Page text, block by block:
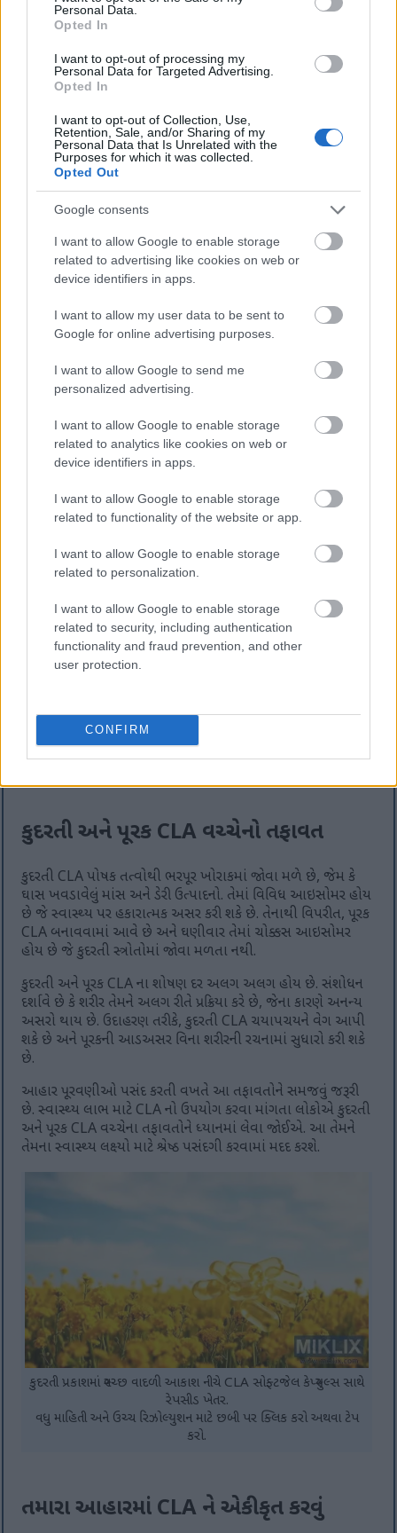
Personal Data.
Opted In
I want to opt-out of processing my
Personal Data for Targeted Advertising.
Opted In
I want to opt-out of Collection, Use,
Retention, Sale, and/or Sharing of my
Personal Data that Is Unrelated with the
Purposes for which it was collected.
Opted Out
Google consents
I want to allow Google to enable storage
related to advertising like cookies on web or
device identifiers in apps.
I want to allow my user data to be sent to
Google for online advertising purposes.
I want to allow Google to send me
personalized advertising.
I want to allow Google to enable storage
related to analytics like cookies on web or
device identifiers in apps.
I want to allow Google to enable storage
related to functionality of the website or app.
I want to allow Google to enable storage
related to personalization.
I want to allow Google to enable storage
related to security, including authentication
functionality and fraud prevention, and other
user protection.
CONFIRM
રોગોને અટકાવી શકે છે.
CLA સપ્લિમેન્ટ્સની ભલામણ કરેલ માત્રા
સલામતી અને અસરકારકતા બંને માટે યોગ્ય CLA ડોઝ સમજવો
મહત્વપૂર્ણ છે. અભ્યાસો સૂચવે છે કે દરરોજ 3.2 થી 6.4 ગ્રામનું સેવન
કરવું જોઈએ. દરરોજ 6 ગ્રામ સુધીનું સેવન સામાન્ય રીતે સલામત છે,
કોઈ નોંધપાત્ર પ્રતિકૂળ અસરો નથી.
FDA એ CLA ને સલામત ગણાવ્યું છે, તેને જનરલી રેકગ્નાઇઝ્ડ એઝ
સેફ (GRAS) તરીકે વર્ગીકૃત કર્યું છે. આ વર્ગીકરણ તેને આહાર
પ્રથાઓમાં મંજૂરી આપે છે. છતાં, પૂરક માર્ગદર્શિકાનું પાલન કરવું
વધુ માત્રા લેવાથી ઇન્સ્યુલિન પ્રતિકાર અથવા લીવર સમસ્યાઓ થઈ
શકે છે.
CLA સપ્લિમેન્ટ્સ શરૂ કરતા પહેલા, હેલ્થકેર પ્રોફેશનલની સલાહ લેવી
એ સમજદારીભર્યું છે. તેઓ વ્યક્તિગત સલાહ આપી શકે છે, જે તમને
તમારા સ્વાસ્થ્ય લક્ષ્યોને પૂર્ણ કરે છે.
CLA વિરુદ્ધ ઔદ્યોગિક ટ્રાન્સ ચરબી
વચ્ચેના તફાવતોને સમજવું ખૂબ જ મહત્વપૂર્ણ છે. તે બંને માળખાકીય
આઇસોમર છે પરંતુ તેમની સ્વાસ્થ્ય પર અલગ અસર છે. માંસ અને
સુધારવામાં મદદ કરી શકે છે.
પ્રોસેસ્ડ ફૂડમાં જોવા મળતા ઔદ્યોગિક ટ્રાન્સ ચરબી હૃદય રોગ અને
બળતરા જેવા ગંભીર સ્વાસ્થ્ય જોખમો પેદા કરે છે. અભ્યાસો આ
તમારા આહારમાં CLA ઉમેરવું એ ઔદ્યોગિક ટ્રાન્સ ચરબી ખાવા કરતાં
વધુ સ્વસ્થ વિકલ્પ હોઈ શકે છે. તે હાનિકારક ચરબીના જોખમ વિના
કુદરતી અને પૂરક CLA વચ્ચેનો તફાવત
કુદરતી CLA પોષક તત્વોથી ભરપૂર ખોરાકમાં જોવા મળે છે, જેમ કે
ઘાસ ખવડાવેલું માંસ અને ડેરી ઉત્પાદનો. તેમાં વિવિધ આઇસોમર હોય
છે જે સ્વાસ્થ્ય પર હકારાત્મક અસર કરી શકે છે. તેનાથી વિપરીત, પૂરક
CLA બનાવવામાં આવે છે અને ઘણીવાર તેમાં ચોક્કસ આઇસોમર
હોય છે જે કુદરતી સ્ત્રોતોમાં જોવા મળતા નથી.
કુદરતી અને પૂરક CLA ના શોષણ દર અલગ અલગ હોય છે. સંશોધન
દર્શાવે છે કે શરીર તેમને અલગ રીતે પ્રક્રિયા કરે છે, જેના કારણે અનન્ય
અસરો થાય છે. ઉદાહરણ તરીકે, કુદરતી CLA ચયાપચયને વેગ આપી
શકે છે અને પૂરકની આડઅસર વિના શરીરની રચનામાં સુધારો કરી શકે
છે.
આહાર પૂરવણીઓ પસંદ કરતી વખતે આ તફાવતોને સમજવું જરૂરી
છે. સ્વાસ્થ્ય લાભ માટે CLA નો ઉપયોગ કરવા માંગતા લોકોએ કુદરતી
અને પૂરક CLA વચ્ચેના તફાવતોને ધ્યાનમાં લેવા જોઈએ. આ તેમને
તેમના સ્વાસ્થ્ય લક્ષ્યો માટે શ્રેષ્ઠ પસંદગી કરવામાં મદદ કરશે.
કુદરતી પ્રકાશમાં સ્વચ્છ વાદળી આકાશ નીચે CLA સોફ્ટજેલ કેપ્સ્યુલ્સ સાથે
રેપસીડ ખેતર.
વધુ માહિતી અને ઉચ્ચ રિઝોલ્યુશન માટે છબી પર ક્લિક કરો અથવા ટેપ
કરો.
તમારા આહારમાં CLA ને એકીકૃત કરવું